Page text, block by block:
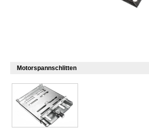
Motorspannschlitten